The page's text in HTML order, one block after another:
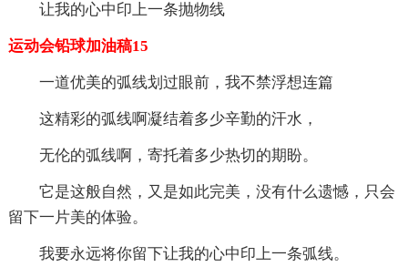
让我的心中印上一条抛物线
运动会铅球加油稿15
一道优美的弧线划过眼前，我不禁浮想连篇
这精彩的弧线啊凝结着多少辛勤的汗水，
无伦的弧线啊，寄托着多少热切的期盼。
它是这般自然，又是如此完美，没有什么遗憾，只会
留下一片美的体验。
我要永远将你留下让我的心中印上一条弧线。